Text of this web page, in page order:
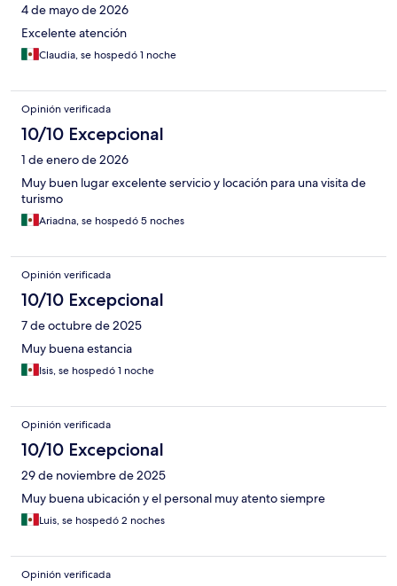
4 de mayo de 2026
Excelente atención
Claudia, se hospedó 1 noche
Opinión verificada
10/10 Excepcional
1 de enero de 2026
Muy buen lugar excelente servicio y locación para una visita de
turismo
Ariadna, se hospedó 5 noches
Opinión verificada
10/10 Excepcional
7 de octubre de 2025
Muy buena estancia
Isis, se hospedó 1 noche
Opinión verificada
10/10 Excepcional
29 de noviembre de 2025
Muy buena ubicación y el personal muy atento siempre
Luis, se hospedó 2 noches
Opinión verificada